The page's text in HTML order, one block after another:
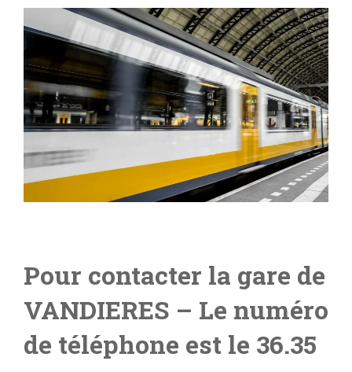
Pour contacter la gare de
VANDIERES – Le numéro
de téléphone est le 36.35